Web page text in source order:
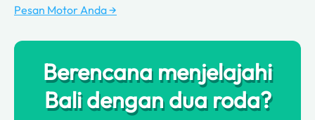
Pesan Motor Anda →
Berencana menjelajahi
Bali dengan dua roda?